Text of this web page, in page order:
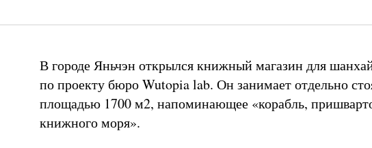
В городе Яньчэн открылся книжный магазин для
по проекту бюро Wutopia lab. Он занимает отдельно
площадью 1700 м2, напоминающее «корабль,
книжного моря».